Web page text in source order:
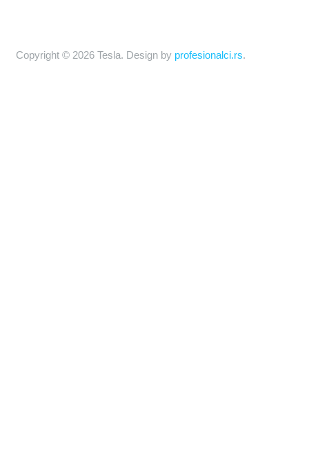
Copyright © 2026 Tesla. Design by profesionalci.rs.